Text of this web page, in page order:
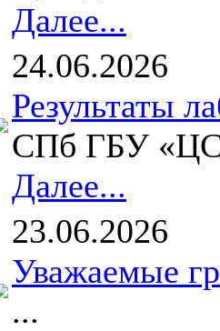
Далее...
24.06.2026
Результаты
СПб ГБУ
Далее...
23.06.2026
Уважаемые
...